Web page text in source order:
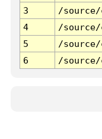
3
/
4
/
5
/
6
/